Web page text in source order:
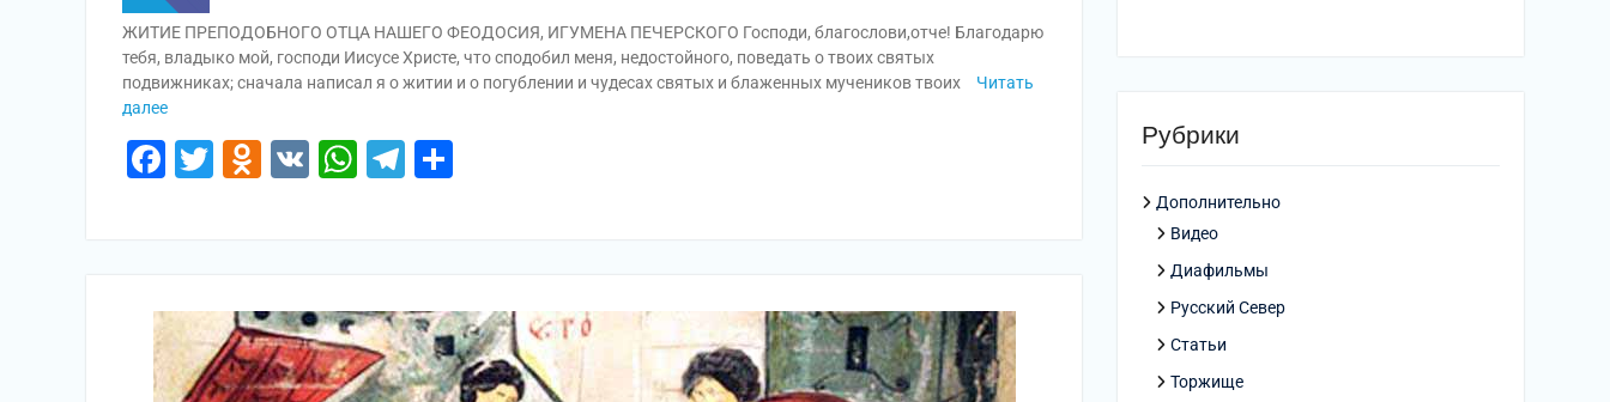
ЖИТИЕ ПРЕПОДОБНОГО ОТЦА НАШЕГО ФЕОДОСИЯ, ИГУМЕНА ПЕЧЕРСКОГО Господи, благослови,отче! Благодарю
тебя, владыко мой, господи Иисусе Христе, что сподобил меня, недостойного, поведать о твоих святых
подвижниках; сначала написал я о житии и о погублении и чудесах святых и блаженных мучеников твоих
Читать
далее
Facebook
Twitter
Odnoklassniki
VK WhatsApp
Telegram
Рубрики
Дополнительно
Видео
Диафильмы
Русский Север
Статьи
Торжище